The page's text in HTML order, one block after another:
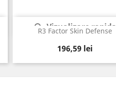
R3 Factor Skin Defense
Pret
196,59 lei
Vizualizare rapida